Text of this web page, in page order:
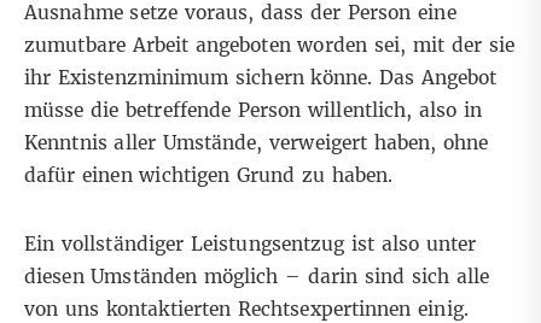
Ausnahme setze voraus, dass der Person eine
zumutbare Arbeit angeboten worden sei, mit der sie
ihr Existenzminimum sichern könne. Das Angebot
müsse die betreffende Person willentlich, also in
Kenntnis aller Umstände, verweigert haben, ohne
dafür einen wichtigen Grund zu haben.
Ein vollständiger Leistungsentzug ist also unter
diesen Umständen möglich – darin sind sich alle
von uns kontaktierten Rechtsexpertinnen einig.